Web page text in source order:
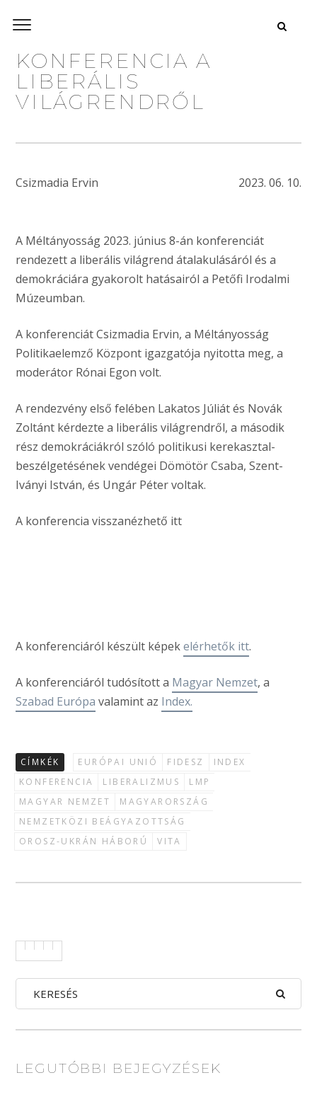
KONFERENCIA A
LIBERÁLIS
VILÁGRENDRŐL
Csizmadia Ervin 2023. 06. 10.
A Méltányosság 2023. június 8-án konferenciát
rendezett a liberális világrend átalakulásáról és a
demokráciára gyakorolt hatásairól a Petőfi Irodalmi
Múzeumban.
A konferenciát Csizmadia Ervin, a Méltányosság
Politikaelemző Központ igazgatója nyitotta meg, a
moderátor Rónai Egon volt.
A rendezvény első felében Lakatos Júliát és Novák
Zoltánt kérdezte a liberális világrendről, a második
rész demokráciákról szóló politikusi kerekasztal-
beszélgetésének vendégei Dömötör Csaba, Szent-
Iványi István, és Ungár Péter voltak.
A konferencia visszanézhető itt
A konferenciáról készült képekelérhetők itt.
A konferenciáról tudósított a Magyar Nemzet, a
Szabad Európa valamint az Index.
CÍMKÉK EURÓPAI UNIÓ FIDESZ
INDEX
KONFERENCIA
LIBERALIZMUS
LMP
MAGYAR NEMZET
MAGYARORSZÁG
NEMZETKÖZI BEÁGYAZOTTSÁG
OROSZ-UKRÁN HÁBORÚ
VITA
LEGUTÓBBI BEJEGYZÉSEK